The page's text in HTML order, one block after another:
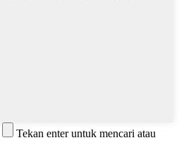
Tekan enter untuk mencari atau